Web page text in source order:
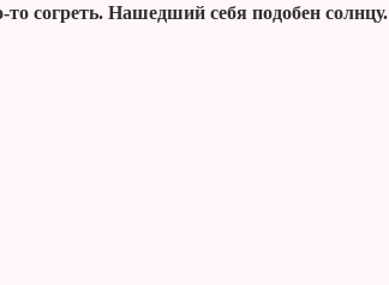
согреть. Нашедший себя подобен солнцу.